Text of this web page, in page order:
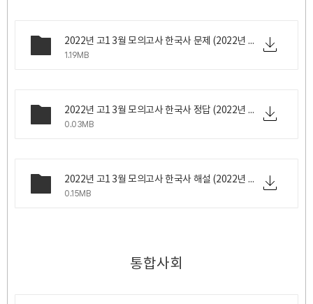
2022년 고1 3월 모의고사 한국사 문제 (2022년 3월 24일 목요일 시행).pdf
1.19MB
2022년 고1 3월 모의고사 한국사 정답 (2022년 3월 24일 목요일 시행).png
0.03MB
2022년 고1 3월 모의고사 한국사 해설 (2022년 3월 24일 목요일 시행).pdf
0.15MB
통합사회